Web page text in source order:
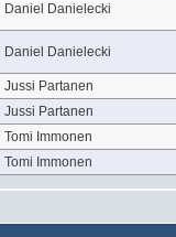
Daniel Danielecki
Daniel Danielecki
Jussi Partanen
Jussi Partanen
Tomi Immonen
Tomi Immonen